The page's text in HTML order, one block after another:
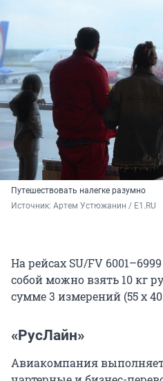
Путешествовать налегке разумно
Источник: Артем Устюжанин / E1.RU
На рейсах SU/FV
собой можно взять 10 кг
сумме 3 измерений (55 х
«РусЛайн»
Авиакомпания